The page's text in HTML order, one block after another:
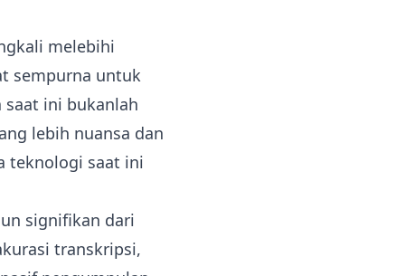
melebihi
sempurna untuk
saat ini bukanlah
lebih nuansa dan
teknologi saat ini
signifikan dari
transkripsi,